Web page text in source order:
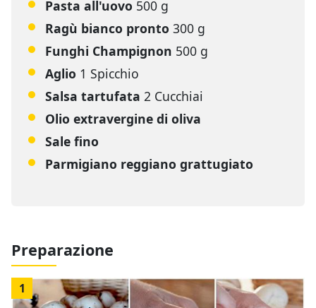
Pasta all'uovo 500 g
Ragù bianco pronto 300 g
Funghi Champignon 500 g
Aglio 1 Spicchio
Salsa tartufata 2 Cucchiai
Olio extravergine di oliva
Sale fino
Parmigiano reggiano grattugiato
Preparazione
1